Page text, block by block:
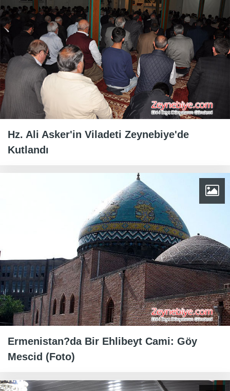
Hz. Ali Asker'in Viladeti Zeynebiye'de
Kutlandı
Ermenistan?da Bir Ehlibeyt Cami: Göy
Mescid (Foto)